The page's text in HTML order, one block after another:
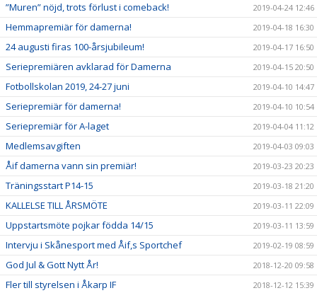
”Muren” nöjd, trots förlust i comeback! 2019-04-24 12:46
Hemmapremiär för damerna! 2019-04-18 16:30
24 augusti firas 100-årsjubileum! 2019-04-17 16:50
Seriepremiären avklarad för Damerna 2019-04-15 20:50
Fotbollskolan 2019, 24-27 juni 2019-04-10 14:47
Seriepremiär för damerna! 2019-04-10 10:54
Seriepremiär för A-laget 2019-04-04 11:12
Medlemsavgiften 2019-04-03 09:03
Åif damerna vann sin premiär! 2019-03-23 20:23
Träningsstart P14-15 2019-03-18 21:20
KALLELSE TILL ÅRSMÖTE 2019-03-11 22:09
Uppstartsmöte pojkar födda 14/15 2019-03-11 13:59
Intervju i Skånesport med Åif,s Sportchef 2019-02-19 08:59
God Jul & Gott Nytt År! 2018-12-20 09:58
Fler till styrelsen i Åkarp IF 2018-12-12 15:39